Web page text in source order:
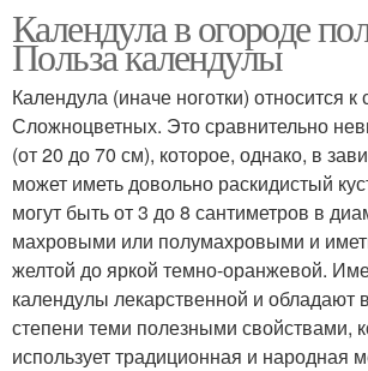
Календула в огороде
Польза календулы
Календула (иначе ноготки) относится к
Сложноцветных. Это сравнительно
(от 20 до 70 см), которое, однако, в
может иметь довольно раскидистый
могут быть от 3 до 8 сантиметров в
махровыми или полумахровыми и
желтой до яркой темно-оранжевой.
календулы лекарственной и обладают
степени теми полезными свойствами,
использует традиционная и народная